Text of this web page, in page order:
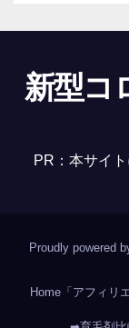
新型コ
PR：本サイ
Proudly powered
Home「アフィリ